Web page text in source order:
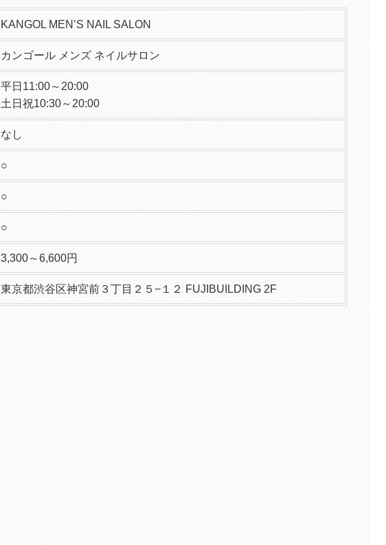
KANGOL MEN’S NAIL SALON
カンゴール メンズ ネイルサロン
平日11:00～20:00
土日祝10:30～20:00
なし
○
○
○
3,300～6,600円
東京都渋谷区神宮前３丁目２５−１２ FUJIBUILDING 2F